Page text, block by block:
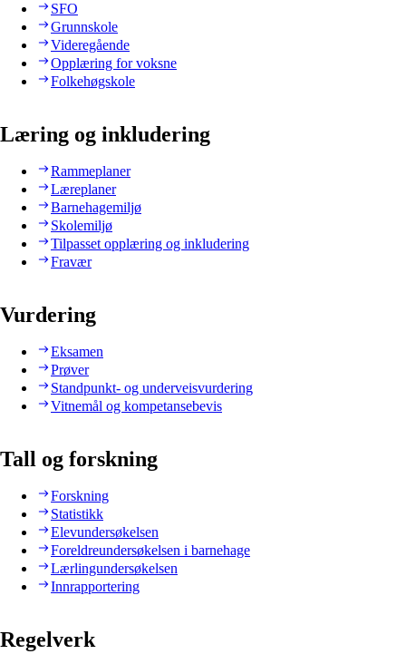
SFO
Grunnskole
Videregående
Opplæring for voksne
Folkehøgskole
Læring og inkludering
Rammeplaner
Læreplaner
Barnehagemiljø
Skolemiljø
Tilpasset opplæring og inkludering
Fravær
Vurdering
Eksamen
Prøver
Standpunkt- og underveisvurdering
Vitnemål og kompetansebevis
Tall og forskning
Forskning
Statistikk
Elevundersøkelsen
Foreldreundersøkelsen i barnehage
Lærlingundersøkelsen
Innrapportering
Regelverk